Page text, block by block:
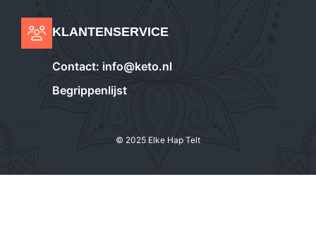
KLANTENSERVICE
Contact: info@keto.nl
Begrippenlijst
© 2025 Elke Hap Telt